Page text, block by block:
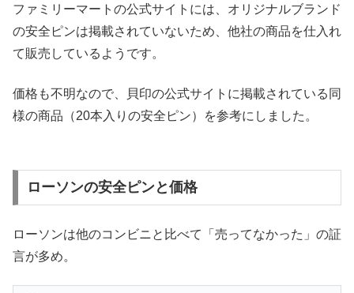
ファミリーマートの公式サイトには、オリジナルブランド
の安全ピンは掲載されていないため、他社の商品を仕入れ
て販売しているようです。
価格も不明なので、貝印の公式サイトに掲載されている同
様の商品（20本入りの安全ピン）を参考にしました。
ローソンの安全ピンと価格
ローソンは他のコンビニと比べて「売ってなかった」の証
言が多め。